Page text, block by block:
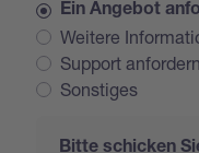
Ein Angebot
Weitere
Support anfordern
Sonstiges